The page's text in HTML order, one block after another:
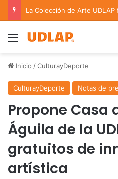
Menu
Inicio /CulturayDeporte
CulturayDeporte Notas de
Propone Casa
Águila de la
gratuitos de
artística